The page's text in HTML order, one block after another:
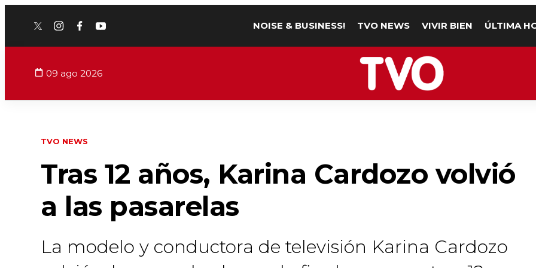
twitterinstagram
facebook
youtube NOISE & BUSINESS! TVO NEWS VIVIR BIEN ÚLTIMA
09 ago 2026
TVO NEWS
Tras 12 años, Karina Cardozo volvió
a las pasarelas
La modelo y conductora de televisión Karina Cardozo